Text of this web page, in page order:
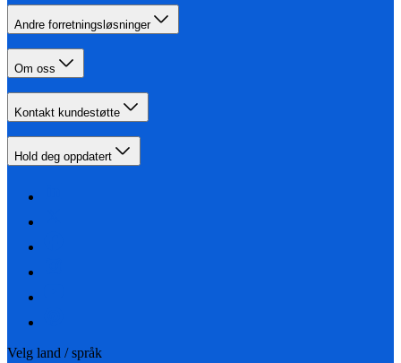
Andre forretningsløsninger
Om oss
Kontakt kundestøtte
Hold deg oppdatert
Velg land / språk